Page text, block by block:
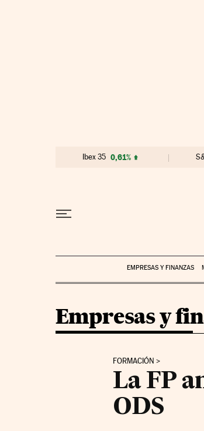
Ibex 35 0,61%
EMPRESAS Y FINANZAS
Empresas y
FORMACIÓN
La FP
ODS